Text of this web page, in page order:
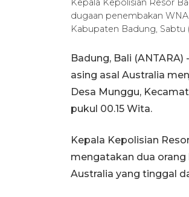
Kepala Kepolisian Resor
dugaan penembakan WNA
Kabupaten Badung, Sabtu
Badung, Bali
asing asal Australia
Desa Munggu,
pukul 00.15 Wita.
Kepala Kepolisian
mengatakan dua orang
Australia yang tinggal